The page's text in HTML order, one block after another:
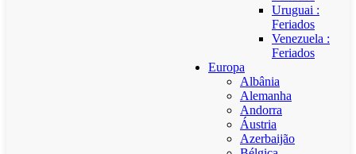
Uruguai :
Feriados
Venezuela :
Feriados
Europa
Albânia
Alemanha
Andorra
Áustria
Azerbaijão